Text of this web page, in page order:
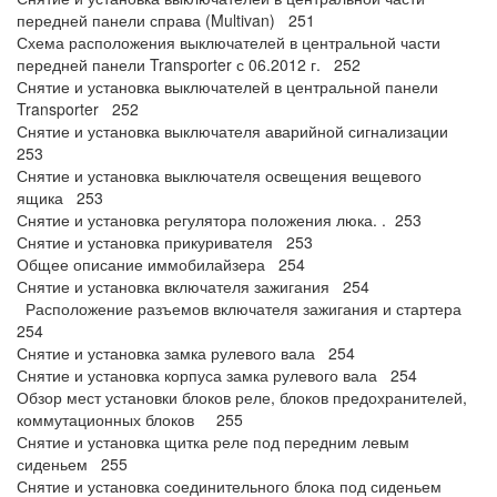
передней панели справа (Multivan) 251
Схема расположения выключателей в центральной части
передней панели Transporter с 06.2012 г. 252
Снятие и установка выключателей в центральной панели
Transporter 252
Снятие и установка выключателя аварийной сигнализации
253
Снятие и установка выключателя освещения вещевого
ящика 253
Снятие и установка регулятора положения люка. . 253
Снятие и установка прикуривателя 253
Общее описание иммобилайзера 254
Снятие и установка включателя зажигания 254
Расположение разъемов включателя зажигания и стартера
254
Снятие и установка замка рулевого вала 254
Снятие и установка корпуса замка рулевого вала 254
Обзор мест установки блоков реле, блоков предохранителей,
коммутационных блоков 255
Снятие и установка щитка реле под передним левым
сиденьем 255
Снятие и установка соединительного блока под сиденьем